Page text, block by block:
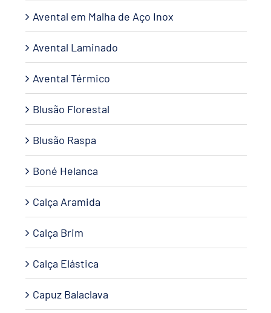
Avental em Malha de Aço Inox
Avental Laminado
Avental Térmico
Blusão Florestal
Blusão Raspa
Boné Helanca
Calça Aramida
Calça Brim
Calça Elástica
Capuz Balaclava